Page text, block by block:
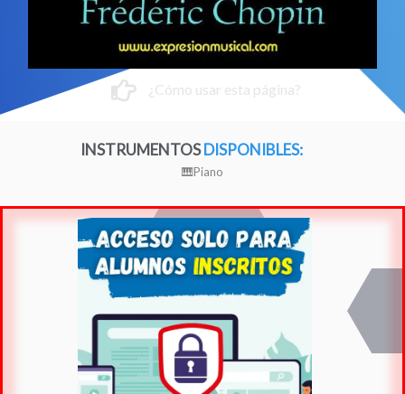
¿Cómo usar esta página?
INSTRUMENTOS DISPONIBLES:
🎹Piano